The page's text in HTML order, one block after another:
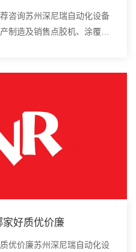
咨询苏州深尼瑞自动化设备
制造及销售点胶机、涂覆
家好质优价廉
优价廉苏州深尼瑞自动化设